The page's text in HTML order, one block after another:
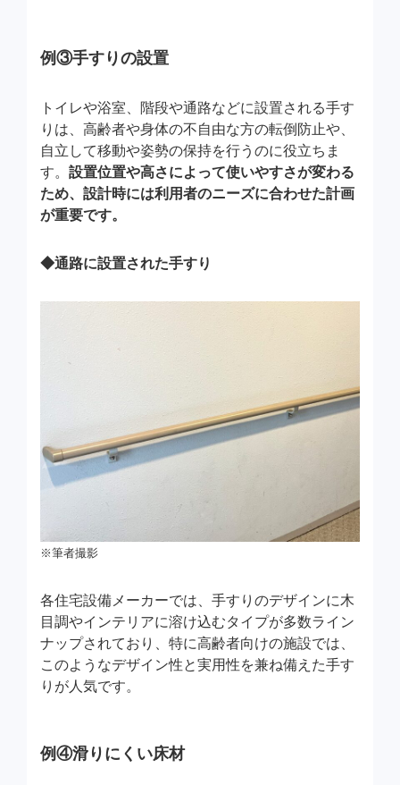
例③手すりの設置
トイレや浴室、階段や通路などに設置される手す
りは、高齢者や身体の不自由な方の転倒防止や、
自立して移動や姿勢の保持を行うのに役立ちま
す。 設置位置や高さによって使いやすさが変わる
ため、設計時には利用者のニーズに合わせた計画
が重要です。
◆通路に設置された手すり
※筆者撮影
各住宅設備メーカーでは、手すりのデザインに木
目調やインテリアに溶け込むタイプが多数ライン
ナップされており、特に高齢者向けの施設では、
このようなデザイン性と実用性を兼ね備えた手す
りが人気です。
例④滑りにくい床材